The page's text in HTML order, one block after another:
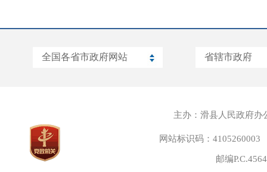
主办：滑县人民政府办
网站标识码：4105260003
邮编